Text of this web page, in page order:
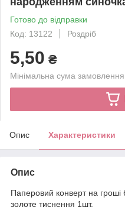
Готово до відправки
Код: 13122
Роздріб
5,50 ₴
Мінімальна сума
Опис Характеристики
Опис
Паперовий конверт на
золоте тиснення 1шт.